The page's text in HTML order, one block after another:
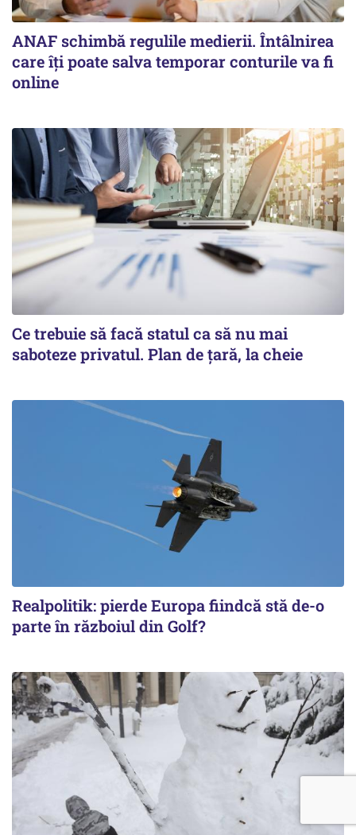
ANAF schimbă regulile medierii. Întâlnirea
care îți poate salva temporar conturile va fi
online
Ce trebuie să facă statul ca să nu mai
saboteze privatul. Plan de țară, la cheie
Realpolitik: pierde Europa fiindcă stă de-o
parte în războiul din Golf?